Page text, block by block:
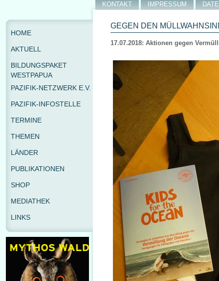
GEGEN DEN
17.07.2018: Aktionen gegen
KONTAKT IMPRESSUM
HOME
AKTUELL
BILDUNGSPAKET
WESTPAPUA
PAZIFIK-NETZWERK E.V.
PAZIFIK-INFOSTELLE
TERMINE
THEMEN
LÄNDER
PUBLIKATIONEN
SHOP
MEDIATHEK
LINKS